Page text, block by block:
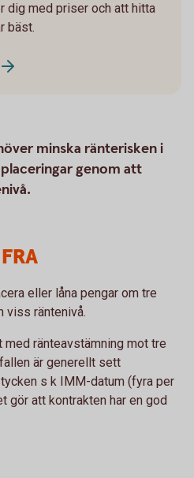
dig med priser och att hitta
bäst.
minska ränterisken i
genom att
eller låna pengar om tre
viss räntenivå.
ränteavstämning mot tre
är generellt sett
s k IMM-datum (fyra per
gör att kontrakten har en god